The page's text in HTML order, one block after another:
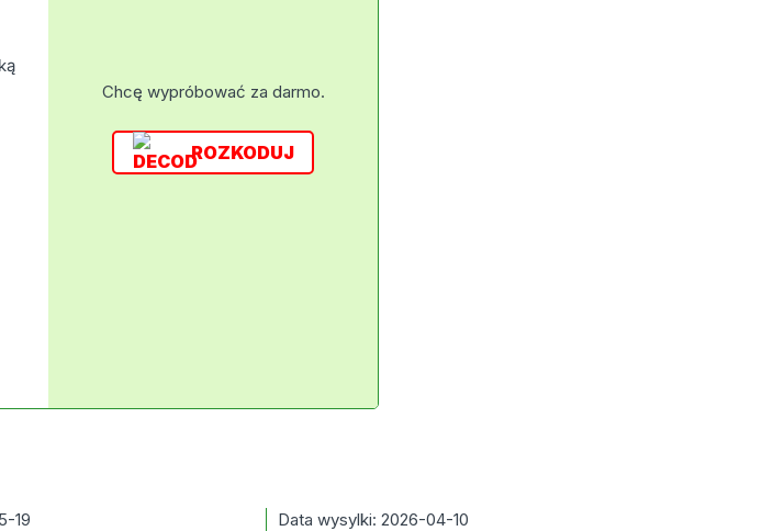
Chcę wypróbować za darmo.
ROZKODUJ
19 Data wysylki: 2026-04-10